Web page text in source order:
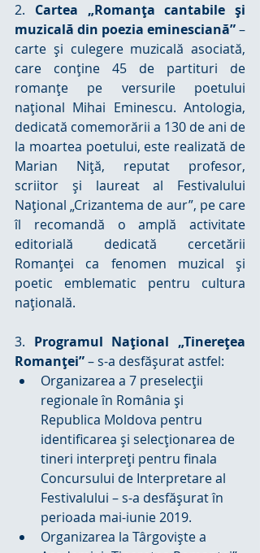
2. Cartea „Romanța cantabile și
muzicală din poezia eminesciană” –
carte și culegere muzicală asociată,
care conține 45 de partituri de
romanțe pe versurile poetului
național Mihai Eminescu. Antologia,
dedicată comemorării a 130 de ani de
la moartea poetului, este realizată de
Marian Niță, reputat profesor,
scriitor și laureat al Festivalului
Național „Crizantema de aur”, pe care
îl recomandă o amplă activitate
editorială dedicată cercetării
Romanței ca fenomen muzical și
poetic emblematic pentru cultura
națională.
3. Programul Național „Tinerețea
Romanței” – s-a desfășurat astfel:
Organizarea a 7 preselecții
regionale în România și
Republica Moldova pentru
identificarea și selecționarea de
tineri interpreți pentru finala
Concursului de Interpretare al
Festivalului – s-a desfășurat în
perioada mai-iunie 2019.
Organizarea la Târgoviște a